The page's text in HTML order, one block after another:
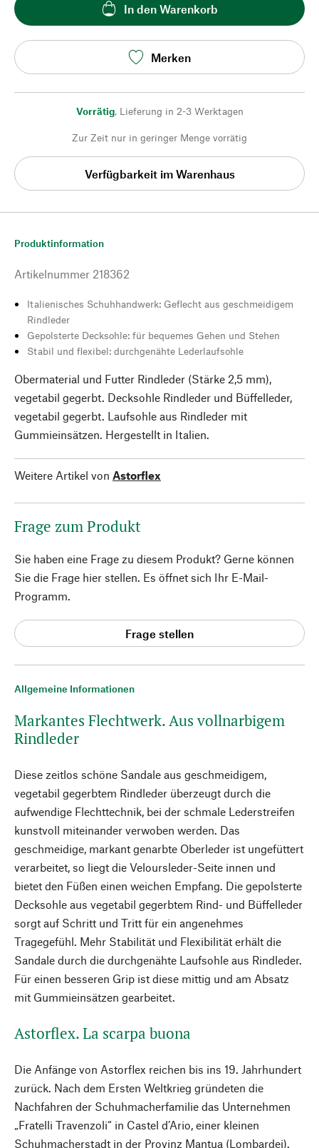
In den Warenkorb
Merken
Vorrätig, Lieferung in 2-3 Werktagen
Zur Zeit nur in geringer Menge vorrätig
Verfügbarkeit im Warenhaus
Allgemeine Informationen
Markantes Flechtwerk. Aus vollnarbigem
Rindleder
Diese zeitlos schöne Sandale aus geschmeidigem,
vegetabil gegerbtem Rindleder überzeugt durch die
aufwendige Flechttechnik, bei der schmale Lederstreifen
kunstvoll miteinander verwoben werden. Das
geschmeidige, markant genarbte Oberleder ist ungefüttert
verarbeitet, so liegt die Veloursleder-Seite innen und
bietet den Füßen einen weichen Empfang. Die gepolsterte
Decksohle aus vegetabil gegerbtem Rind- und Büffelleder
sorgt auf Schritt und Tritt für ein angenehmes
Tragegefühl. Mehr Stabilität und Flexibilität erhält die
Sandale durch die durchgenähte Laufsohle aus Rindleder.
Für einen besseren Grip ist diese mittig und am Absatz
mit Gummieinsätzen gearbeitet.
Astorflex. La scarpa buona
Die Anfänge von Astorflex reichen bis ins 19. Jahrhundert
zurück. Nach dem Ersten Weltkrieg gründeten die
Nachfahren der Schuhmacher­familie das Unternehmen
„Fratelli Travenzoli“ in Castel d’Ario, einer kleinen
Schuhmacherstadt in der Provinz Mantua (Lombardei).
Produktinformation
Artikelnummer 218362
Italienisches Schuhhandwerk: Geflecht aus geschmeidigem
Rindleder
Gepolsterte Decksohle: für bequemes Gehen und Stehen
Stabil und flexibel: durchgenähte Lederlaufsohle
Obermaterial und Futter Rindleder (Stärke 2,5 mm),
vegetabil gegerbt. Decksohle Rindleder und Büffelleder,
vegetabil gegerbt. Laufsohle aus Rindleder mit
Gummieinsätzen. Hergestellt in Italien.
Weitere Artikel von Astorflex
Frage zum Produkt
Sie haben eine Frage zu diesem Produkt? Gerne können
Sie die Frage hier stellen. Es öffnet sich Ihr E-Mail-
Programm.
Frage stellen